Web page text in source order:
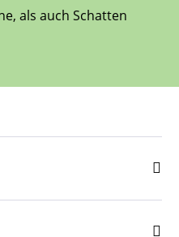
als auch Schatten